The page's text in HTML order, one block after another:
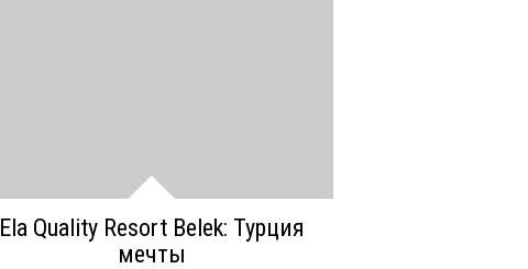
Ela Quality Resort Belek: Турция
мечты